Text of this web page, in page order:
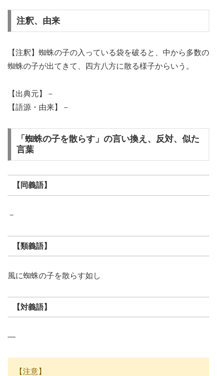
注釈、由来
【注釈】蜘蛛の子の入っている袋を破ると、中から多数の
蜘蛛の子が出てきて、四方八方に散る様子からいう。
【出典元】－
【語源・由来】－
「蜘蛛の子を散らす」の言い換え、反対、似た
言葉
【同義語】
－
【類義語】
風に蜘蛛の子を散らす如し
【対義語】
―
【注意】